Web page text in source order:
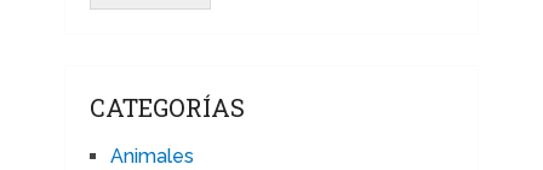
CATEGORÍAS
Animales